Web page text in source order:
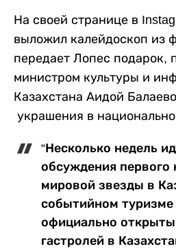
На своей странице в
выложил калейдоскоп из
передает Лопес подарок,
министром культуры и
Казахстана Аидой
украшения в
“Несколько недель
обсуждения первого
мировой звезды в
событийном туризме
официально
гастролей в